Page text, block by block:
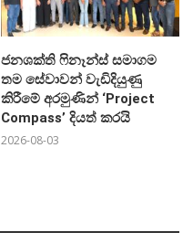
ජනශක්ති ෆිනෑන්ස් සමාගම
තම සේවාවන් වැඩිදියුණු
කිරීමේ අරමුණින් ‘Project
Compass’ දියත් කරයි
2026-08-03